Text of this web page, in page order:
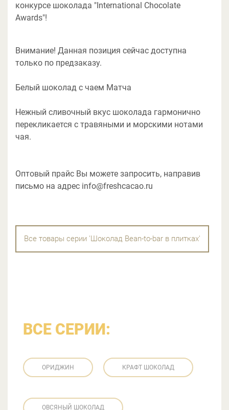
конкурсе шоколада "International Chocolate
Awards"!
Внимание! Данная позиция сейчас доступна
только по предзаказу.
Белый шоколад с чаем Матча
Нежный сливочный вкус шоколада гармонично
перекликается с травяными и морскими нотами
чая.
Оптовый прайс Вы можете запросить, направив
письмо на адрес info@freshcacao.ru
Все товары серии 'Шоколад Bean-to-bar в плитках'
ВСЕ СЕРИИ:
ОРИДЖИН КРАФТ ШОКОЛАД
ОВСЯНЫЙ ШОКОЛАД